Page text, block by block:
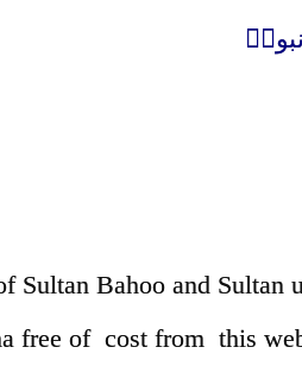
Sultan Bahoo and
free of cost from this